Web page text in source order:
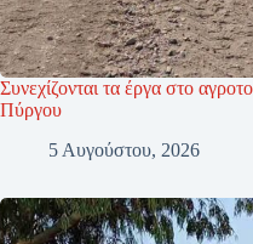
Συνεχίζονται τα έργα στο
Πύργου
5 Αυγούστου, 2026